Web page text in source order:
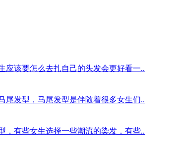
应该要怎么去扎自己的头发会更好看一..
尾发型，马尾发型是伴随着很多女生们..
，有些女生选择一些潮流的染发，有些..